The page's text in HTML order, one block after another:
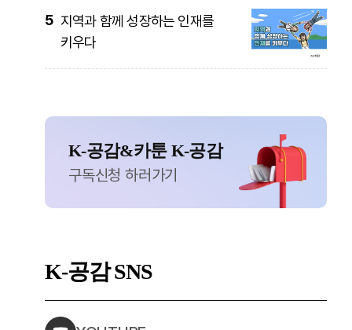
5 지역과 함께 성장하는 인재를
키우다
K-공감&카툰 K-공감
구독신청 하러가기
K-공감SNS